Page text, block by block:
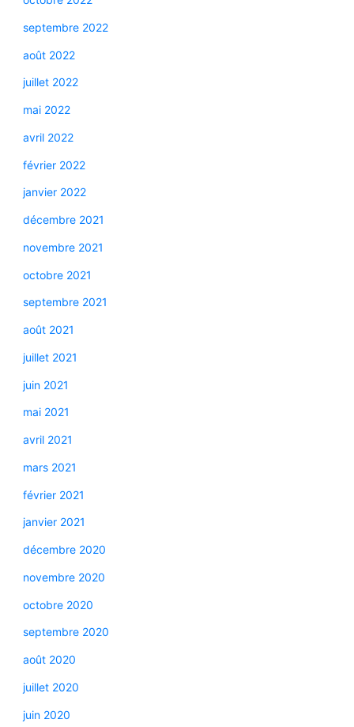
septembre 2022
août 2022
juillet 2022
mai 2022
avril 2022
février 2022
janvier 2022
décembre 2021
novembre 2021
octobre 2021
septembre 2021
août 2021
juillet 2021
juin 2021
mai 2021
avril 2021
mars 2021
février 2021
janvier 2021
décembre 2020
novembre 2020
octobre 2020
septembre 2020
août 2020
juillet 2020
juin 2020